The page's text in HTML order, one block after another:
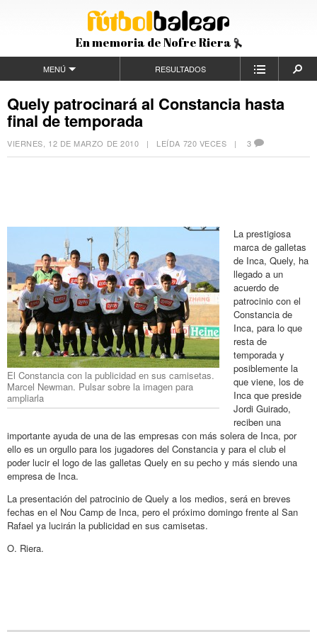
En memoria de Nofre Riera
MENÚ RESULTADOS
Quely patrocinará al Constancia hasta
final de temporada
VIERNES, 12 DE MARZO DE 2010 | LEÍDA 720 VECES | 3
El Constancia con la publicidad en sus camisetas.
Marcel Newman. Pulsar sobre la imagen para
ampliarla
La prestigiosa
marca de galletas
de Inca, Quely, ha
llegado a un
acuerdo de
patrocinio con el
Constancia de
Inca, para lo que
resta de
temporada y
posiblemente la
que viene, los de
Inca que preside
Jordi Guirado,
reciben una
importante ayuda de una de las empresas con más solera de Inca, por
ello es un orgullo para los jugadores del Constancia y para el club el
poder lucir el logo de las galletas Quely en su pecho y más siendo una
empresa de Inca.
La presentación del patrocinio de Quely a los medios, será en breves
fechas en el Nou Camp de Inca, pero el próximo domingo frente al San
Rafael ya lucirán la publicidad en sus camisetas.
O. Riera.